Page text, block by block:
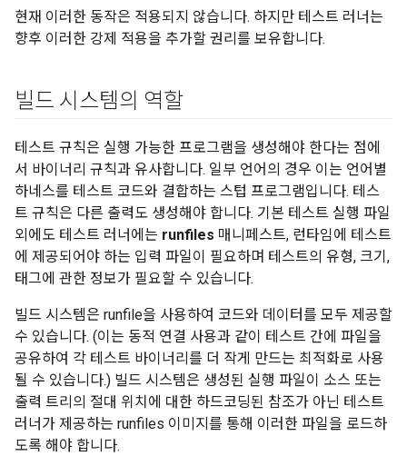
현재 이러한 동작은 적용되지 않습니다. 하지만 테스트 러너는
향후 이러한 강제 적용을 추가할 권리를 보유합니다.
빌드 시스템의 역할
테스트 규칙은 실행 가능한 프로그램을 생성해야 한다는 점에
서 바이너리 규칙과 유사합니다. 일부 언어의 경우 이는 언어별
하네스를 테스트 코드와 결합하는 스텁 프로그램입니다. 테스
트 규칙은 다른 출력도 생성해야 합니다. 기본 테스트 실행 파일
외에도 테스트 러너에는 runfiles 매니페스트, 런타임에 테스트
에 제공되어야 하는 입력 파일이 필요하며 테스트의 유형, 크기,
태그에 관한 정보가 필요할 수 있습니다.
빌드 시스템은 runfile을 사용하여 코드와 데이터를 모두 제공할
수 있습니다. (이는 동적 연결 사용과 같이 테스트 간에 파일을
공유하여 각 테스트 바이너리를 더 작게 만드는 최적화로 사용
될 수 있습니다.) 빌드 시스템은 생성된 실행 파일이 소스 또는
출력 트리의 절대 위치에 대한 하드코딩된 참조가 아닌 테스트
러너가 제공하는 runfiles 이미지를 통해 이러한 파일을 로드하
도록 해야 합니다.